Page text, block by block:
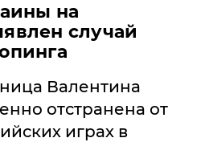
на
случай
Валентина
отстранена от
играх в